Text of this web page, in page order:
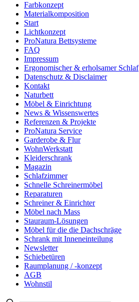
Farbkonzept
Materialkomposition
Start
Lichtkonzept
ProNatura Bettsysteme
FAQ
Impressum
Ergonomischer & erholsamer Schlaf
Datenschutz & Disclaimer
Kontakt
Naturbett
Möbel & Einrichtung
News & Wissenswertes
Referenzen & Projekte
ProNatura Service
Garderobe & Flur
WohnWerkstatt
Kleiderschrank
Magazin
Schlafzimmer
Schnelle Schreinermöbel
Reparaturen
Schreiner & Einrichter
Möbel nach Mass
Stauraum-Lösungen
Möbel für die die Dachschräge
Schrank mit Inneneinteilung
Newsletter
Schiebetüren
Raumplanung / -konzept
AGB
Wohnstil